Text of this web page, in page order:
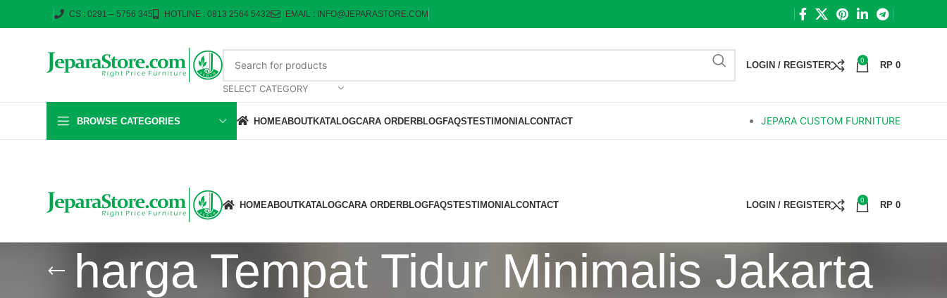
CS : 0291 – 5756 345 HOTLINE : 0813 2564 5432 EMAIL : INFO@JEPARASTORE.COM
SELECT CATEGORY
LOGIN / REGISTER 0 RP 0
BROWSE CATEGORIES HOMEABOUTKATALOGCARA ORDERBLOGFAQSTESTIMONIALCONTACT JEPARA CUSTOM FURNITURE
HOMEABOUTKATALOGCARA ORDERBLOGFAQSTESTIMONIALCONTACT LOGIN / REGISTER 0 RP 0
harga Tempat Tidur Minimalis Jakarta